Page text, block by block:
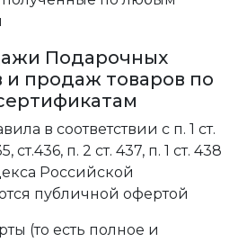
Подарочных
и продаж товаров по
в соответствии с п. 1 ст.
ст.436, п. 2 ст. 437, п. 1 ст. 438
Российской
публичной офертой
(то есть полное и